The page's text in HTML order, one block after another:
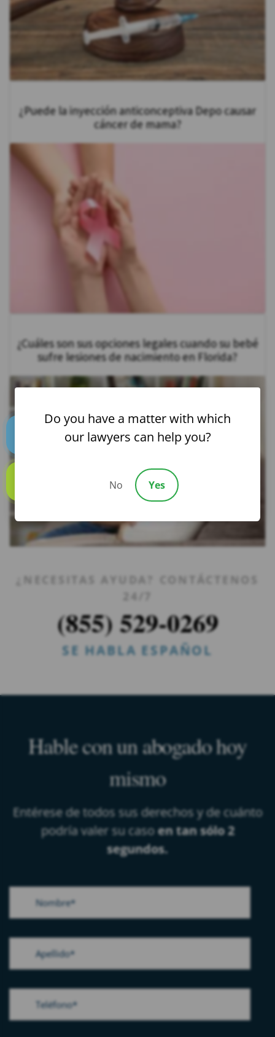
¿Puede la inyección anticonceptiva Depo causar
cáncer de mama?
¿Cuáles son sus opciones legales cuando su bebé
sufre lesiones de nacimiento en Florida?
¿NECESITAS AYUDA? CONTÁCTENOS
24/7
(855) 529-0269
SE HABLA ESPAÑOL
Hable con un abogado hoy
mismo
Entérese de todos sus derechos y de cuánto
podría valer su casoen tan sólo 2
segundos.
Do you have a matter with which
our lawyers can help you?
No Yes